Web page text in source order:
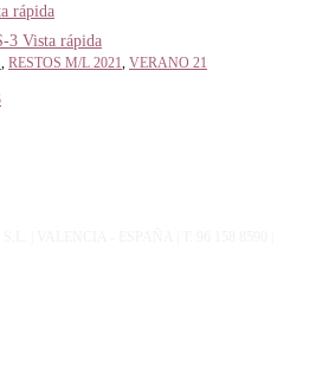
rápida
Vista rápida
, RESTOS M/L 2021, VERANO 21